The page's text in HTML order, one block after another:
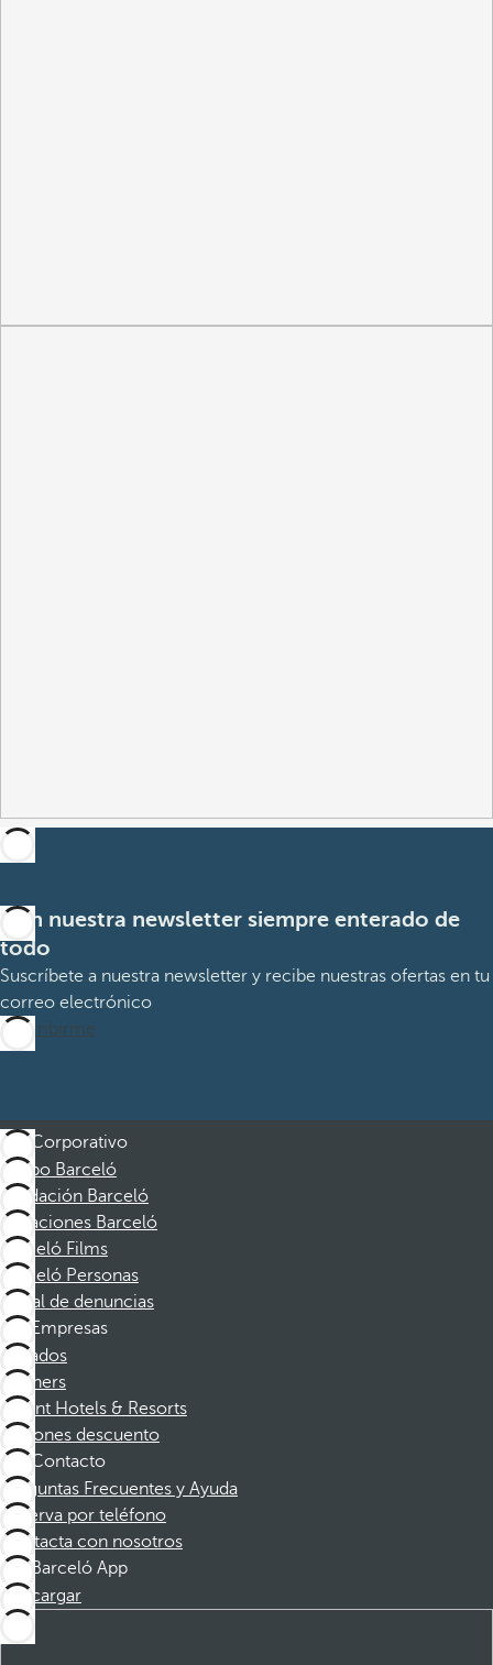
Con nuestra newsletter siempre enterado de
todo
Suscríbete a nuestra newsletter y recibe nuestras ofertas en tu
correo electrónico
Suscribirme
Corporativo
Grupo Barceló
Fundación Barceló
Vacaciones Barceló
Barceló Films
Barceló Personas
Canal de denuncias
Empresas
Afiliados
Partners
Dorint Hotels & Resorts
Cupones descuento
Contacto
Preguntas Frecuentes y Ayuda
Reserva por teléfono
Contacta con nosotros
Barceló App
Descargar